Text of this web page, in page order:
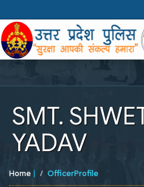
SMT.
YADAV
Home | OfficerProfile